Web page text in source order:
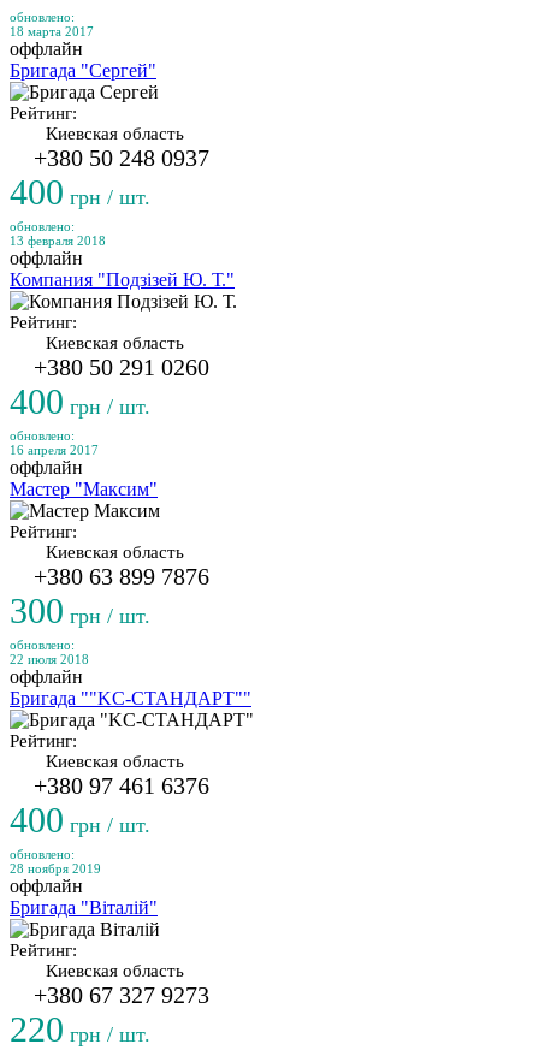
обновлено:
18 марта 2017
оффлайн
Бригада "Сергей"
Рейтинг:
Киевская область
+380 50 248 0937
400 грн / шт.
обновлено:
13 февраля 2018
оффлайн
Компания "Подзізей Ю. Т."
Рейтинг:
Киевская область
+380 50 291 0260
400 грн / шт.
обновлено:
16 апреля 2017
оффлайн
Мастер "Максим"
Рейтинг:
Киевская область
+380 63 899 7876
300 грн / шт.
обновлено:
22 июля 2018
оффлайн
Бригада ""KC-СТАНДАРТ""
Рейтинг:
Киевская область
+380 97 461 6376
400 грн / шт.
обновлено:
28 ноября 2019
оффлайн
Бригада "Віталій"
Рейтинг:
Киевская область
+380 67 327 9273
220 грн / шт.